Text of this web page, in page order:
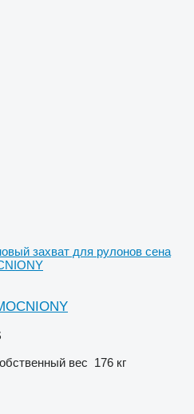
захват для рулонов сена
вес 176 кг